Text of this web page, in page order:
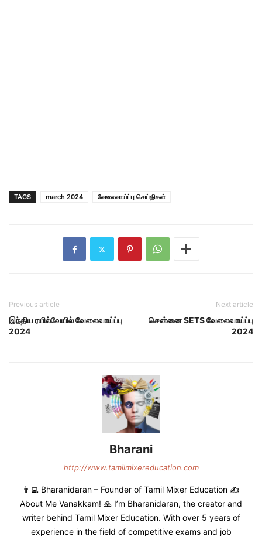
TAGS march 2024 வேலைவாய்ப்பு செய்திகள்
Previous article
இந்திய ரயில்வேயில் வேலைவாய்ப்பு
2024
Next article
சென்னை SETS வேலைவாய்ப்பு
2024
Bharani
http://www.tamilmixereducation.com
👨‍💻 Bharanidaran – Founder of Tamil Mixer Education ✍️
About Me Vanakkam! 🙏 I’m Bharanidaran, the creator and
writer behind Tamil Mixer Education. With over 5 years of
experience in the field of competitive exams and job